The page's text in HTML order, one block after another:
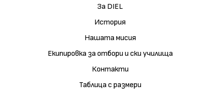
За DIEL
История
Нашата мисия
Екипировка за отбори и ски училища
Контакти
Таблица с размери